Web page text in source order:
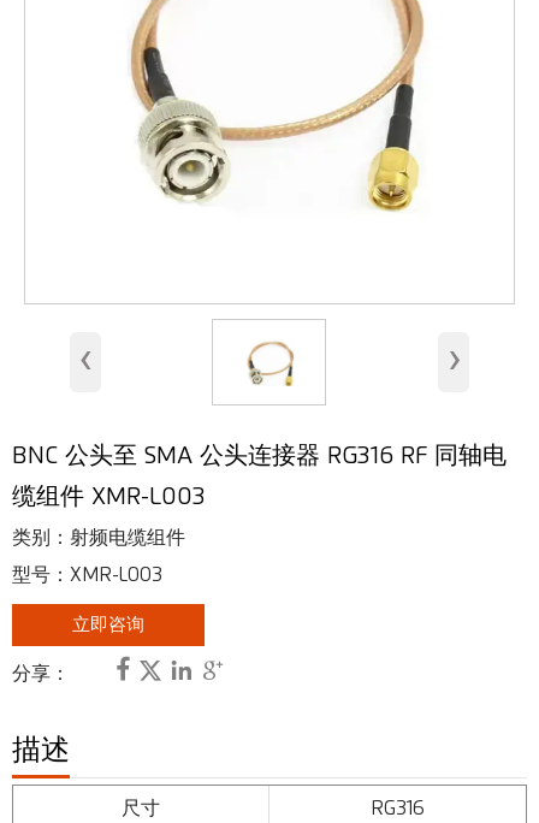
GSM/UMTS 天线
WLAN，Wifi 天线
安全天线
射频连接器
‹ ›
BNC 公头至 SMA 公头连接器 RG316 RF 同轴电
缆组件 XMR-L003
类别：射频电缆组件
型号：XMR-L003
立即咨询
分享：    
描述
尺寸 RG316